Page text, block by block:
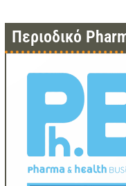
Περιοδικό